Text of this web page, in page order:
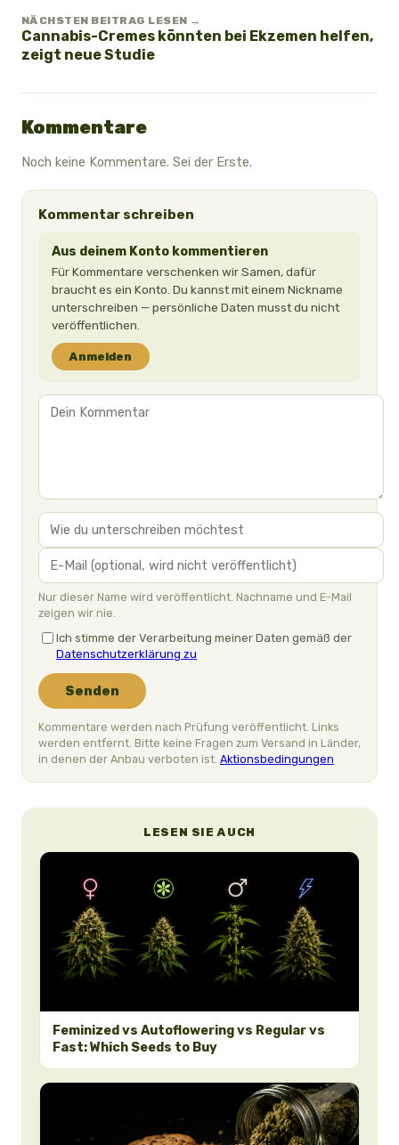
NÄCHSTEN BEITRAG LESEN →
Cannabis-Cremes könnten bei Ekzemen helfen,
zeigt neue Studie
Kommentare
Noch keine Kommentare. Sei der Erste.
Kommentar schreiben
Aus deinem Konto kommentieren
Für Kommentare verschenken wir Samen, dafür
braucht es ein Konto. Du kannst mit einem Nickname
unterschreiben — persönliche Daten musst du nicht
veröffentlichen.
Anmelden
Nur dieser Name wird veröffentlicht. Nachname und E-Mail
zeigen wir nie.
Ich stimme der Verarbeitung meiner Daten gemäß der
Datenschutzerklärung zu
Senden
Kommentare werden nach Prüfung veröffentlicht. Links
werden entfernt. Bitte keine Fragen zum Versand in Länder,
in denen der Anbau verboten ist. Aktionsbedingungen
LESEN SIE AUCH
Feminized vs Autoflowering vs Regular vs
Fast: Which Seeds to Buy